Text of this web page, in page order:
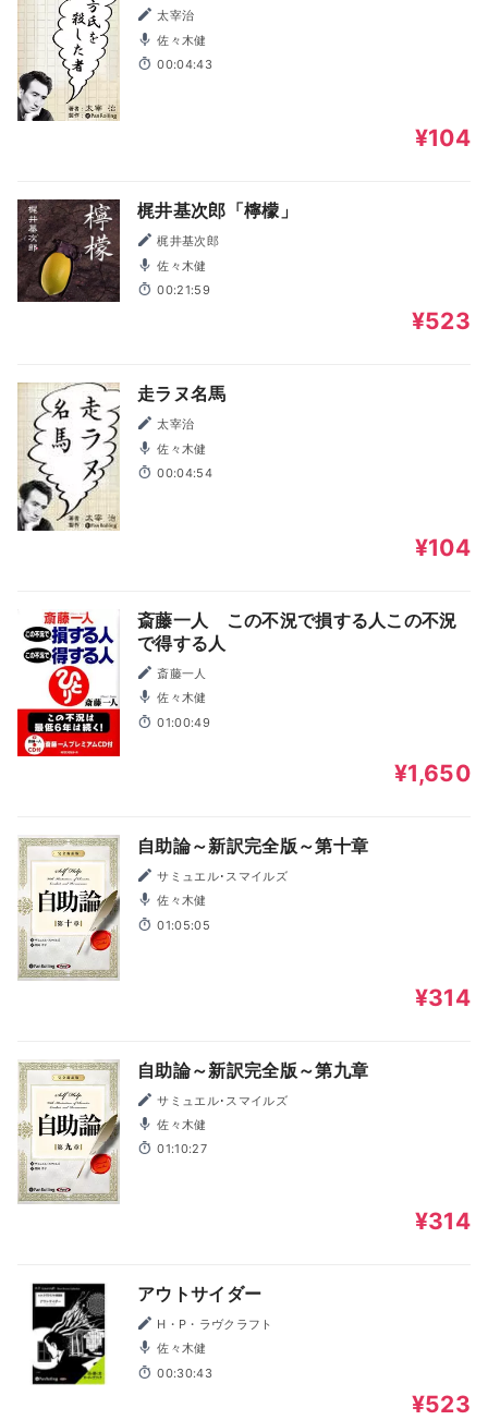
太宰治
佐々木健
00:04:43
¥104
梶井基次郎「檸檬」
梶井基次郎
佐々木健
00:21:59
¥523
走ラヌ名馬
太宰治
佐々木健
00:04:54
¥104
斎藤一人 この不況で損する人この不況
で得する人
斎藤一人
佐々木健
01:00:49
¥1,650
自助論～新訳完全版～第十章
サミュエル･スマイルズ
佐々木健
01:05:05
¥314
自助論～新訳完全版～第九章
サミュエル･スマイルズ
佐々木健
01:10:27
¥314
アウトサイダー
H・P・ラヴクラフト
佐々木健
00:30:43
¥523